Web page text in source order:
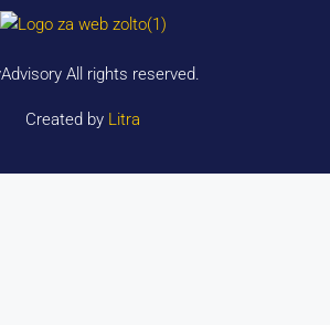
All rights reserved.
Created by Litra